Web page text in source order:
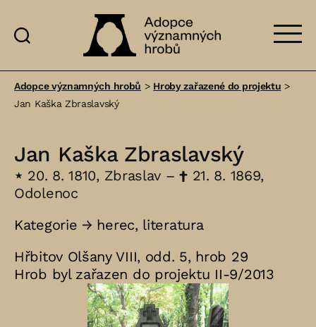
významných
Adopce významných hrobů > Hroby zařazené do projektu >
Jan Kaška Zbraslavský
Jan Kaška Zbraslavský
⋆ 20. 8. 1810, Zbraslav –†21. 8. 1869,
Odolenoc
Kategorie → herec, literatura
Hřbitov Olšany VIII, odd. 5, hrob 29
Hrob byl zařazen do projektu II-9/2013